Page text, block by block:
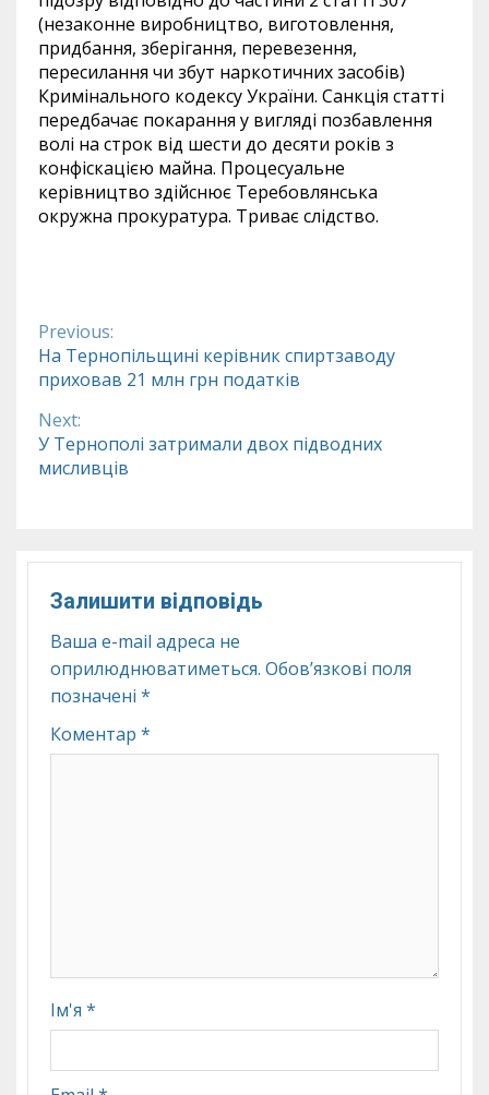
(незаконне виробництво, виготовлення,
придбання, зберігання, перевезення,
пересилання чи збут наркотичних засобів)
Кримінального кодексу України. Санкція статті
передбачає покарання у вигляді позбавлення
волі на строк від шести до десяти років з
конфіскацією майна. Процесуальне
керівництво здійснює Теребовлянська
окружна прокуратура. Триває слідство.
Continue
Reading
Previous:
На Тернопільщині керівник спиртзаводу
приховав 21 млн грн податків
Next:
У Тернополі затримали двох підводних
мисливців
Залишити відповідь
Ваша e-mail адреса не
оприлюднюватиметься. Обов’язкові поля
позначені *
Коментар *
Ім'я *